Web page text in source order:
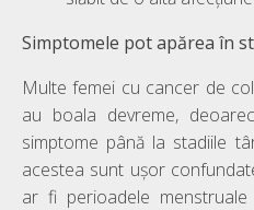
Simptomele pot apărea în
Multe femei cu cancer de
au boala devreme,
simptome până la stadiile
acestea sunt ușor
ar fi perioadele